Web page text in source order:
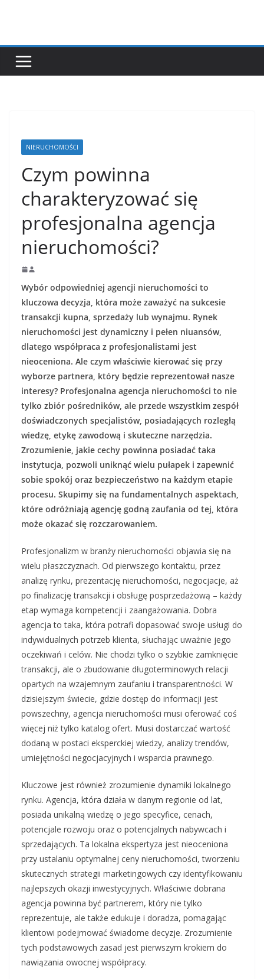
NIERUCHOMOŚCI
Czym powinna
charakteryzować się
profesjonalna agencja
nieruchomości?
Wybór odpowiedniej agencji nieruchomości to
kluczowa decyzja, która może zaważyć na sukcesie
transakcji kupna, sprzedaży lub wynajmu. Rynek
nieruchomości jest dynamiczny i pełen niuansów,
dlatego współpraca z profesjonalistami jest
nieoceniona. Ale czym właściwie kierować się przy
wyborze partnera, który będzie reprezentował nasze
interesy? Profesjonalna agencja nieruchomości to nie
tylko zbiór pośredników, ale przede wszystkim zespół
doświadczonych specjalistów, posiadających rozległą
wiedzę, etykę zawodową i skuteczne narzędzia.
Zrozumienie, jakie cechy powinna posiadać taka
instytucja, pozwoli uniknąć wielu pułapek i zapewnić
sobie spokój oraz bezpieczeństwo na każdym etapie
procesu. Skupimy się na fundamentalnych aspektach,
które odróżniają agencję godną zaufania od tej, która
może okazać się rozczarowaniem.
Profesjonalizm w branży nieruchomości objawia się na
wielu płaszczyznach. Od pierwszego kontaktu, przez
analizę rynku, prezentację nieruchomości, negocjacje, aż
po finalizację transakcji i obsługę posprzedażową – każdy
etap wymaga kompetencji i zaangażowania. Dobra
agencja to taka, która potrafi dopasować swoje usługi do
indywidualnych potrzeb klienta, słuchając uważnie jego
oczekiwań i celów. Nie chodzi tylko o szybkie zamknięcie
transakcji, ale o zbudowanie długoterminowych relacji
opartych na wzajemnym zaufaniu i transparentności. W
dzisiejszym świecie, gdzie dostęp do informacji jest
powszechny, agencja nieruchomości musi oferować coś
więcej niż tylko katalog ofert. Musi dostarczać wartość
dodaną w postaci eksperckiej wiedzy, analizy trendów,
umiejętności negocjacyjnych i wsparcia prawnego.
Kluczowe jest również zrozumienie dynamiki lokalnego
rynku. Agencja, która działa w danym regionie od lat,
posiada unikalną wiedzę o jego specyfice, cenach,
potencjale rozwoju oraz o potencjalnych nabywcach i
sprzedających. Ta lokalna ekspertyza jest nieoceniona
przy ustalaniu optymalnej ceny nieruchomości, tworzeniu
skutecznych strategii marketingowych czy identyfikowaniu
najlepszych okazji inwestycyjnych. Właściwie dobrana
agencja powinna być partnerem, który nie tylko
reprezentuje, ale także edukuje i doradza, pomagając
klientowi podejmować świadome decyzje. Zrozumienie
tych podstawowych zasad jest pierwszym krokiem do
nawiązania owocnej współpracy.